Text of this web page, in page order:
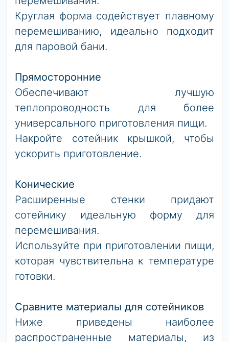
Круглая форма содействует плавному
перемешиванию, идеально подходит
для паровой бани.
Прямосторонние
Обеспечивают лучшую
теплопроводность для более
универсального приготовления пищи.
Накройте сотейник крышкой, чтобы
ускорить приготовление.
Конические
Расширенные стенки придают
сотейнику идеальную форму для
перемешивания.
Используйте при приготовлении пищи,
которая чувствительна к температуре
готовки.
Сравните материалы для сотейников
Ниже приведены наиболее
распространенные материалы, из